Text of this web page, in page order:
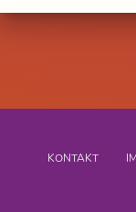
KONTAKT